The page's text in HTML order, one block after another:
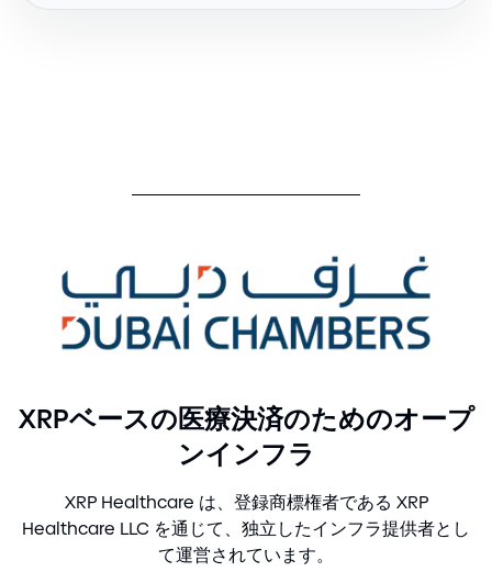
XRPベースの医療決済のためのオープ
ンインフラ
XRP Healthcare は、登録商標権者である XRP
Healthcare LLC を通じて、独立したインフラ提供者とし
て運営されています。